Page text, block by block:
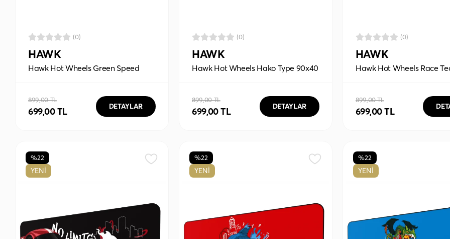
(0)
HAWK
Hawk Hot Wheels Green Speed
899,00 TL
699,00 TL DETAYLAR
(0)
HAWK
Hawk Hot Wheels Hako Type 90x40
899,00 TL
699,00 TL DETAYLAR
(0)
HAWK
Hawk Hot Wheels Race
899,00 TL
699,00 TL
%22
YENİ
%22
YENİ
%22
YENİ